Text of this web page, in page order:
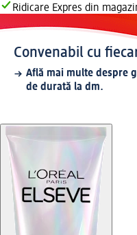
Ridicare Expres din
Convenabil cu
Află mai multe despre
de durată la dm.